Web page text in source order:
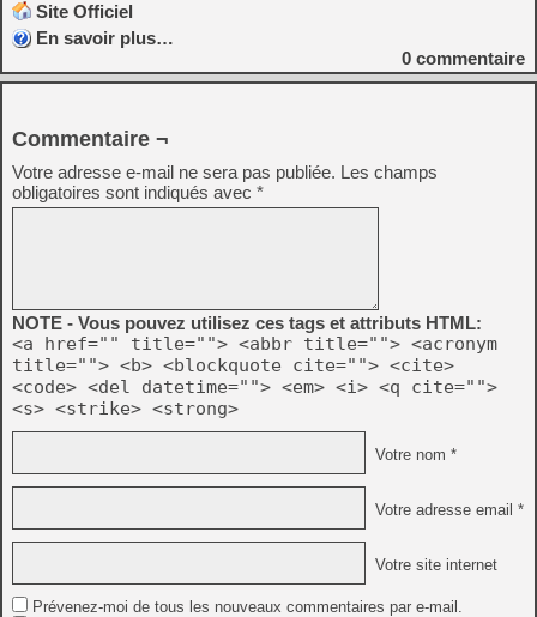
Site Officiel
En savoir plus…
0 commentaire
Commentaire ¬
Votre adresse e-mail ne sera pas publiée. Les champs
obligatoires sont indiqués avec *
NOTE - Vous pouvez utilisez ces tags et attributs HTML:
<a href="" title=""> <abbr title=""> <acronym
title=""> <b> <blockquote cite=""> <cite>
<code> <del datetime=""> <em> <i> <q cite="">
<s> <strike> <strong>
Votre nom *
Votre adresse email *
Votre site internet
Prévenez-moi de tous les nouveaux commentaires par e-mail.